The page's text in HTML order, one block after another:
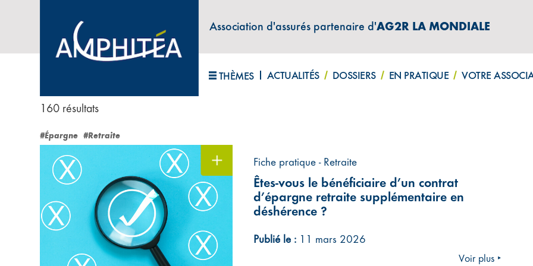
Association d'assurés partenaire d'AG2R LA MONDIALE
THÈMES ACTUALITÉS DOSSIERS EN PRATIQUE VOTRE
> >
THÈME : RETRAITE
160 résultats
#Épargne #Retraite
Fiche pratique - Retraite
Êtes-vous le bénéficiaire d’un contrat
d’épargne retraite supplémentaire en
déshérence ?
Publié le : 11 mars 2026
Voir plus ‣